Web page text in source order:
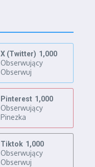
X (Twitter) 1,000
Obserwujący
Obserwuj
Pinterest 1,000
Obserwujący
Pinezka
Tiktok 1,000
Obserwujący
Obserwuj